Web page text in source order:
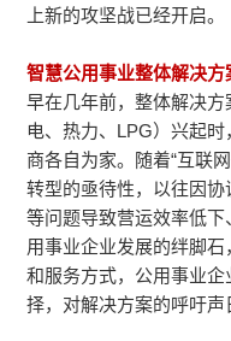
上新的攻坚战已经开启。
智慧公用事业整体解决
早在几年前，整体解决方
电、热力、LPG）兴起
商各自为家。随着“互联
转型的亟待性，以往因
等问题导致营运效率低
用事业企业发展的绊脚
和服务方式，公用事业
择，对解决方案的呼吁声